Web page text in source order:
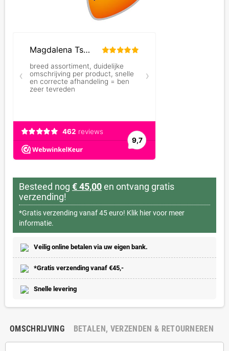
Besteed nog € 45,00en ontvang gratis
verzending!
*Gratis verzending vanaf 45 euro! Klik hier voor meer
informatie.
Veilig online betalen via uw eigen bank.
*Gratis verzending vanaf €45,-
Snelle levering
OMSCHRIJVING BETALEN, VERZENDEN & RETOURNEREN